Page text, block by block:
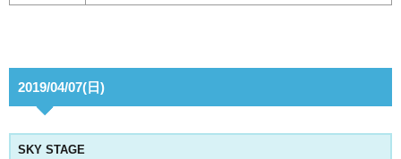
2019/04/07(日)
SKY STAGE